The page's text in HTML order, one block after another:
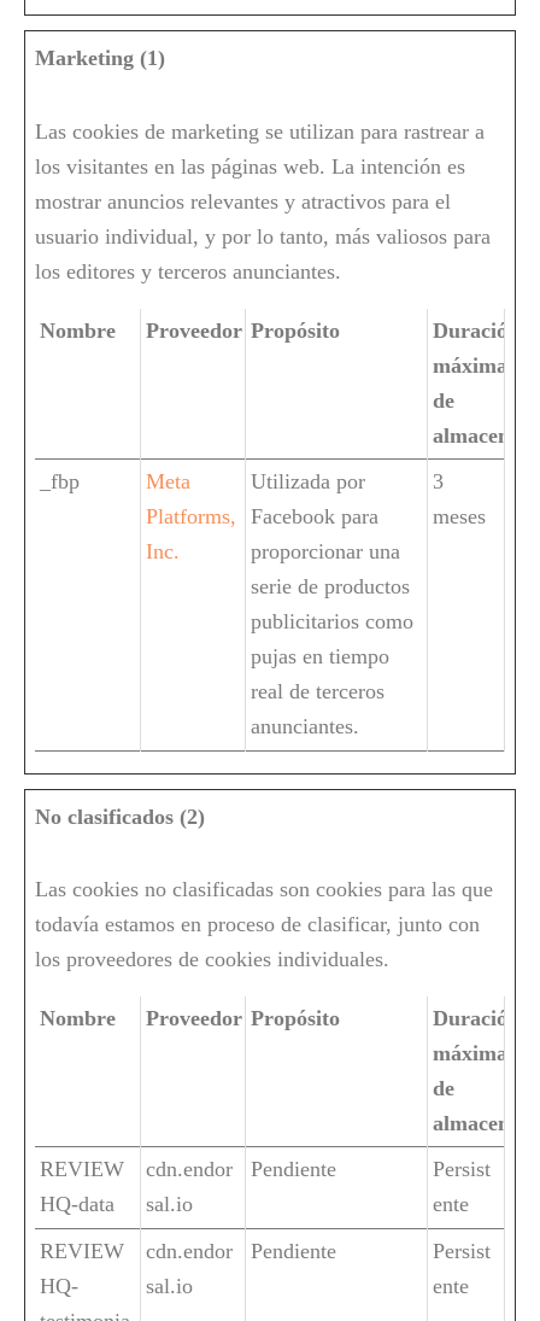
Marketing (1)
Las cookies de marketing se utilizan para rastrear a
los visitantes en las páginas web. La intención es
mostrar anuncios relevantes y atractivos para el
usuario individual, y por lo tanto, más valiosos para
los editores y terceros anunciantes.
Nombre Proveedor Propósito
Duración
máxima
de
_fbp
Meta
Platforms,
Inc.
Utilizada por
Facebook para
proporcionar una
serie de productos
publicitarios como
pujas en tiempo
real de terceros
anunciantes.
3
meses
No clasificados (2)
Las cookies no clasificadas son cookies para las que
todavía estamos en proceso de clasificar, junto con
los proveedores de cookies individuales.
Nombre Proveedor Propósito
Duración
máxima
de
REVIEW
HQ-data
cdn.endor
sal.io
Pendiente
Persist
ente
REVIEW
HQ-
cdn.endor
sal.io
Pendiente
Persist
ente